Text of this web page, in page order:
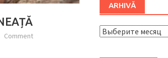
Comment
ARHIVĂ
ARHIVĂ